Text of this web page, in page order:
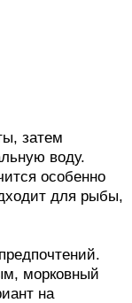
затем
воду.
особенно
для рыбы,
морковный
на